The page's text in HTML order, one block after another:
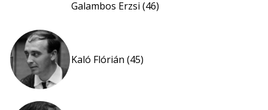
Galambos Erzsi (46)
Kaló Flórián (45)